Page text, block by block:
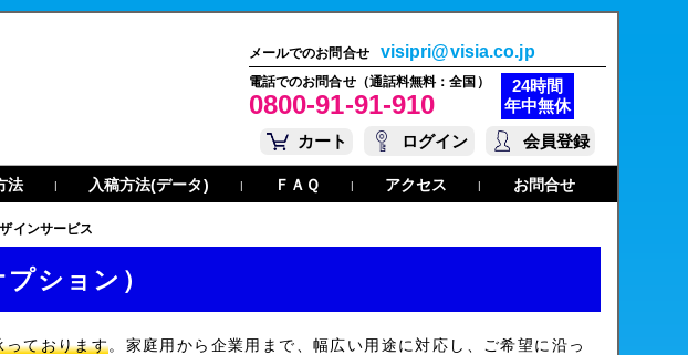
メールでのお問合せ visipri@visia.co.jp
電話でのお問合せ（通話料無料：全国）
0800-91-91-910
24時間
年中無休
カート
ログイン 会員登録
法 | 入稿方法(データ) | ＦＡＱ | アクセス | お問合せ
インサービス
ション）
っております。家庭用から企業用まで、幅広い用途に対応し、ご希望に沿っ